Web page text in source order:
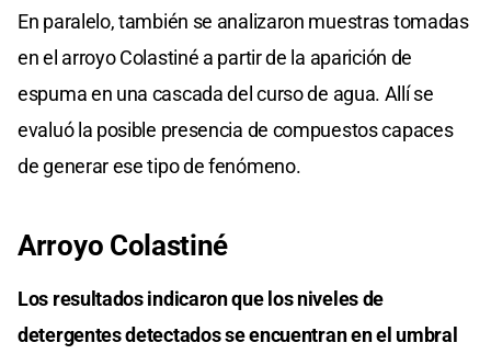
En paralelo, también se analizaron muestras tomadas
en el arroyo Colastiné a partir de la aparición de
espuma en una cascada del curso de agua. Allí se
evaluó la posible presencia de compuestos capaces
de generar ese tipo de fenómeno.
Arroyo Colastiné
Los resultados indicaron que los niveles de
detergentes detectados se encuentran en el umbral